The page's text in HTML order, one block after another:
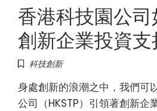
香港科技園公
創新企業投資支
科技創新
身處創新的浪潮之中，我們可
公司（HKSTP）引領著創新企